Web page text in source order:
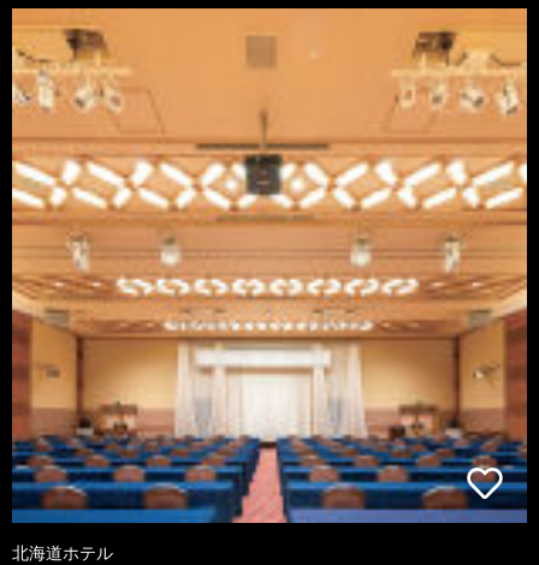
北海道ホテル